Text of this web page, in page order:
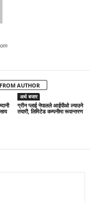
AUTHOR
अर्थ बजार
ग्रीन प्लाई नेपालले आईपीओ ल्याउने
तयारी, लिमिटेड कम्पनीमा रूपान्तरण